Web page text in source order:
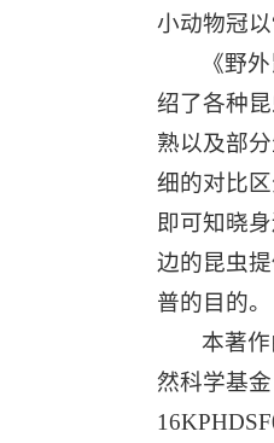
小动物冠
《野
绍了各种
熟以及部
细的对比
即可知晓
边的昆虫
普的目的。
本著
然科学基